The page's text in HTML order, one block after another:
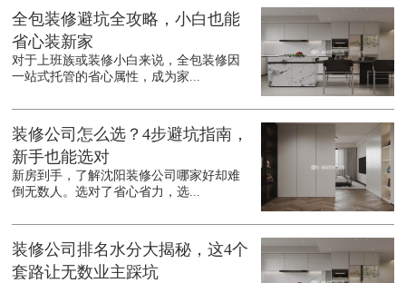
全包装修避坑全攻略，小白也能
省心装新家
对于上班族或装修小白来说，全包装修因
一站式托管的省心属性，成为家...
装修公司怎么选？4步避坑指南，
新手也能选对
新房到手，了解沈阳装修公司哪家好却难
倒无数人。选对了省心省力，选...
装修公司排名水分大揭秘，这4个
套路让无数业主踩坑